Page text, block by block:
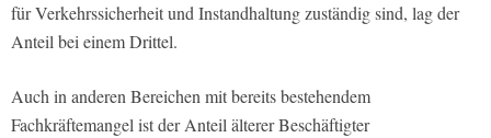
für Verkehrssicherheit und Instandhaltung zuständig sind, lag der
Anteil bei einem Drittel.
Auch in anderen Bereichen mit bereits bestehendem
Fachkräftemangel ist der Anteil älterer Beschäftigter